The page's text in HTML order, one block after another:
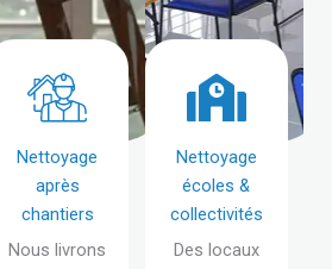
Nettoyage
après
chantiers
Nous livrons
Nettoyage
écoles &
collectivités
Des locaux